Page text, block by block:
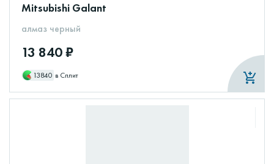
Mitsubishi Galant
алмаз черный
13 840 ₽
13840 в Сплит